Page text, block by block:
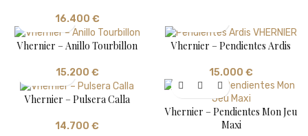
16.400 €
Vhernier – Anillo Tourbillon
15.200 €
Vhernier – Pendientes Ardis
15.000 €
Vhernier – Pulsera Calla
14.700 €
Vhernier – Pendientes Mon Jeu
Maxi